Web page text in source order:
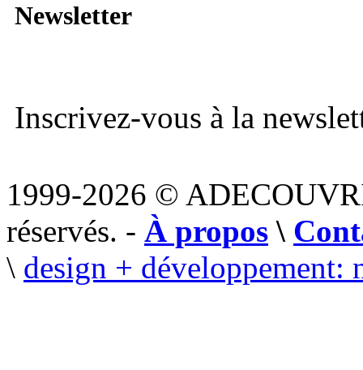
Newsletter
Inscrivez-vous à la
1999-2026 ©
réservés. - À propos \
\ design + développement: